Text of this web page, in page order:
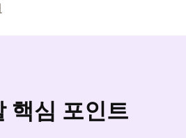
핵심 포인트